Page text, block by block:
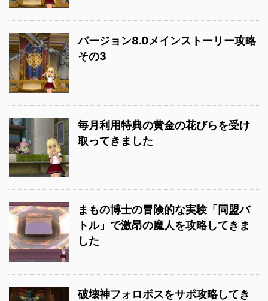
バージョン8.0メインストーリー攻略
その3
毎月利用特典の黄金の花びらを受け
取ってきました
まもの博士の冒険的な実験「同盟バ
トル」で激昂の魔人を攻略してきま
した
破壊神フォロボスをサポ攻略してき